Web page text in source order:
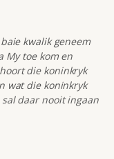
kwalik geneem
My toe kom en
die koninkryk
wat die koninkryk
daar nooit ingaan